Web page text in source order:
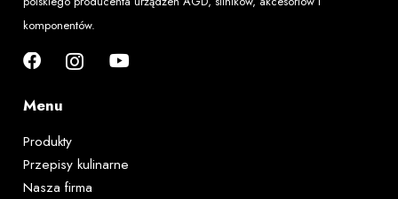
komponentów.
Menu
Produkty
Przepisy kulinarne
Nasza firma